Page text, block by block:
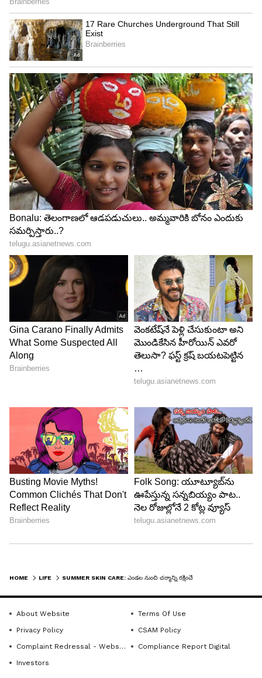
5
Image Credit :Getty
గ్రీన్ టీ, గింజలు కూడా ఉపయోగకరం
గ్రీన్ టీ, క్యారెట్‌, పాలకూర, ఆక్రోట్లు, చియా సీడ్స్‌, ఫ్లాక్స్
సీడ్స్ వంటి ఆహార పదార్థాలు కూడా చర్మ ఆరోగ్యానికి మేలు
చేస్తాయి. వీటిలో ఉండే ఒమేగా-3 ఫ్యాటీ యాసిడ్లు, బీటా
కెరోటిన్‌, పాలీఫెనాల్స్ చర్మాన్ని లోపల నుంచి బలంగా
మారుస్తాయి. ఎండ వల్ల కలిగే డ్యామేజ్‌ను తగ్గించడంలో
ఇవి సహాయపడతాయి.
5
Image Credit :Getty
HOME LIFE
About Website
Terms Of Use
Privacy Policy
CSAM Policy
Complaint Redressal - Website
Compliance Report Digital
Investors